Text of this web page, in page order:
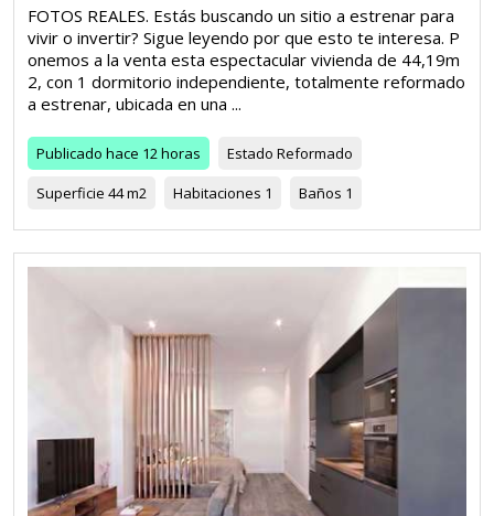
FOTOS REALES. Estás buscando un sitio a estrenar para
vivir o invertir? Sigue leyendo por que esto te interesa. P
onemos a la venta esta espectacular vivienda de 44,19m
2, con 1 dormitorio independiente, totalmente reformado
a estrenar, ubicada en una ...
Publicado hace 12 horas Estado Reformado
Superficie 44 m2 Habitaciones 1 Baños 1